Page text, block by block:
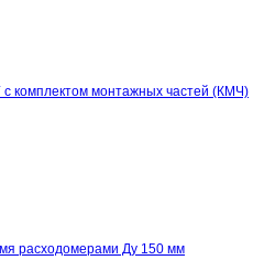
комплектом монтажных частей (КМЧ)
расходомерами Ду 150 мм